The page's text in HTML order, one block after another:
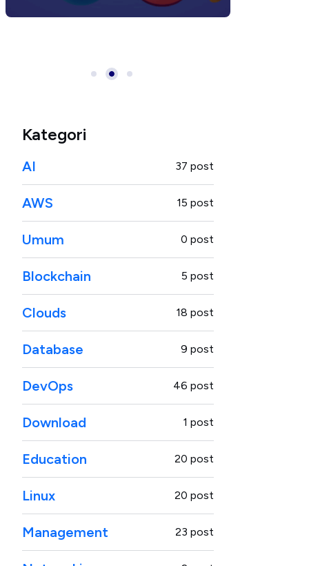
untuk Developer Modern
Developer: Maksimalkan
Kategori
AI 37 post
AWS 15 post
Umum 0 post
Blockchain 5 post
Clouds 18 post
Database 9 post
DevOps 46 post
Download 1 post
Education 20 post
Linux 20 post
Management 23 post